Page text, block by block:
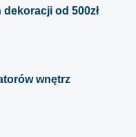
można
od 500zł
wnętrz